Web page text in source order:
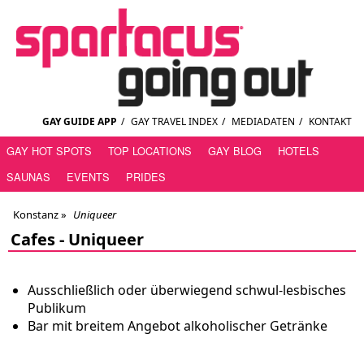
GAY GUIDE APP / GAY TRAVEL INDEX / MEDIADATEN / KONTAKT
GAY HOT SPOTS TOP LOCATIONS GAY BLOG
HOTELS
SAUNAS
EVENTS PRIDES
Konstanz» Uniqueer
Cafes - Uniqueer
Ausschließlich oder überwiegend schwul-lesbisches
Publikum
Bar mit breitem Angebot alkoholischer Getränke